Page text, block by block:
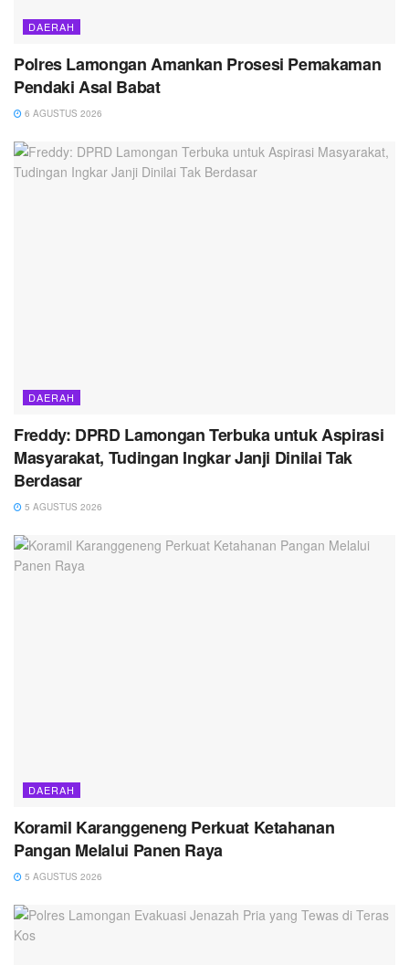
DAERAH
Polres Lamongan Amankan Prosesi Pemakaman
Pendaki Asal Babat
6 AGUSTUS 2026
DAERAH
Freddy: DPRD Lamongan Terbuka untuk Aspirasi
Masyarakat, Tudingan Ingkar Janji Dinilai Tak
Berdasar
5 AGUSTUS 2026
DAERAH
Koramil Karanggeneng Perkuat Ketahanan
Pangan Melalui Panen Raya
5 AGUSTUS 2026